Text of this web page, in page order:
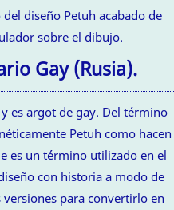
Gay (Rusia).
es argot de gay. Del término
Petuh como hacen
es un término utilizado en el
con historia a modo de
para convertirlo en